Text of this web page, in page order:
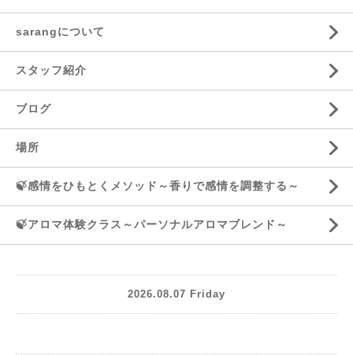
sarangについて
スタッフ紹介
ブログ
場所
🍃感情をひもとくメソッド～香りで感情を調整する～
🍃アロマ体験クラス～パーソナルアロマブレンド～
2026.08.07 Friday